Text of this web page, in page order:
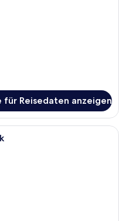
für Reisedaten anzeigen
modernes Hotelzimmer mit Bett,